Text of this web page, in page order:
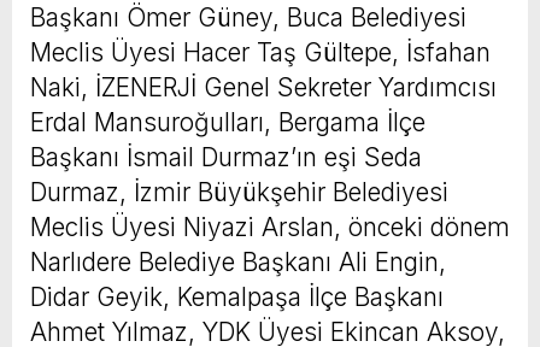
Başkanı Ömer Güney, Buca Belediyesi
Meclis Üyesi Hacer Taş Gültepe, İsfahan
Naki, İZENERJİ Genel Sekreter Yardımcısı
Erdal Mansuroğulları, Bergama İlçe
Başkanı İsmail Durmaz’ın eşi Seda
Durmaz, İzmir Büyükşehir Belediyesi
Meclis Üyesi Niyazi Arslan, önceki dönem
Narlıdere Belediye Başkanı Ali Engin,
Didar Geyik, Kemalpaşa İlçe Başkanı
Ahmet Yılmaz, YDK Üyesi Ekincan Aksoy,